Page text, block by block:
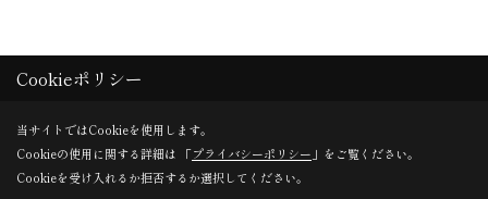
Cookieポリシー
当サイトではCookieを使用します。
Cookieの使用に関する詳細は 「プライバシーポリシー 」をご覧ください。
Cookieを受け入れるか拒否するか選択してください。